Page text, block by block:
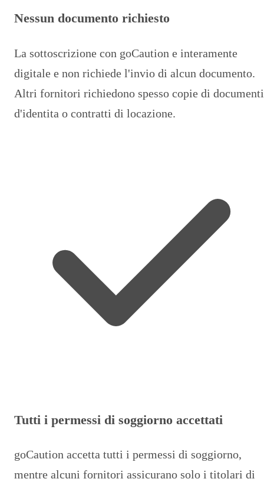
Nessun documento richiesto
La sottoscrizione con goCaution e interamente
digitale e non richiede l'invio di alcun documento.
Altri fornitori richiedono spesso copie di documenti
d'identita o contratti di locazione.
Tutti i permessi di soggiorno accettati
goCaution accetta tutti i permessi di soggiorno,
mentre alcuni fornitori assicurano solo i titolari di